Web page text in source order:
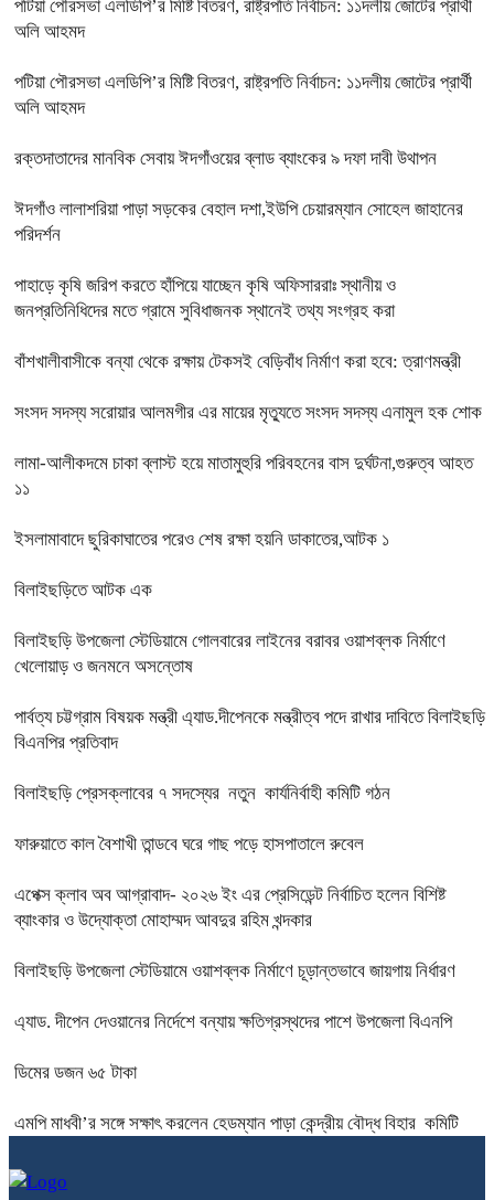
পটিয়া পৌরসভা এলডিপি’র মিষ্টি বিতরণ, রাষ্ট্রপতি নির্বাচন: ১১দলীয় জোটের প্রার্থী
অলি আহমদ
পটিয়া পৌরসভা এলডিপি’র মিষ্টি বিতরণ, রাষ্ট্রপতি নির্বাচন: ১১দলীয় জোটের প্রার্থী
অলি আহমদ
রক্তদাতাদের মানবিক সেবায় ঈদগাঁওয়ের ব্লাড ব্যাংকের ৯ দফা দাবী উথাপন
ঈদগাঁও লালাশরিয়া পাড়া সড়কের বেহাল দশা,ইউপি চেয়ারম্যান সোহেল জাহানের
পরিদর্শন
পাহাড়ে কৃষি জরিপ করতে হাঁপিয়ে যাচ্ছেন কৃষি অফিসাররাঃ স্থানীয় ও
জনপ্রতিনিধিদের মতে গ্রামে সুবিধাজনক স্থানেই তথ্য সংগ্রহ করা
বাঁশখালীবাসীকে বন্যা থেকে রক্ষায় টেকসই বেড়িবাঁধ নির্মাণ করা হবে: ত্রাণমন্ত্রী
সংসদ সদস্য সরোয়ার আলমগীর এর মায়ের মৃত্যুতে সংসদ সদস্য এনামুল হক শোক
লামা-আলীকদমে চাকা ব্লাস্ট হয়ে মাতামুহুরি পরিবহনের বাস দুর্ঘটনা,গুরুত্ব আহত
১১
ইসলামাবাদে ছুরিকাঘাতের পরেও শেষ রক্ষা হয়নি ডাকাতের,আটক ১
বিলাইছড়িতে আটক এক
বিলাইছড়ি উপজেলা স্টেডিয়ামে গোলবারের লাইনের বরাবর ওয়াশব্লক নির্মাণে
খেলোয়াড় ও জনমনে অসন্তোষ
পার্বত্য চট্টগ্রাম বিষয়ক মন্ত্রী এ্যাড.দীপেনকে মন্ত্রীত্ব পদে রাখার দাবিতে বিলাইছড়ি
বিএনপির প্রতিবাদ
বিলাইছড়ি প্রেসক্লাবের ৭ সদস্যের নতুন কার্যনির্বাহী কমিটি গঠন
ফারুয়াতে কাল বৈশাখী তান্ডবে ঘরে গাছ পড়ে হাসপাতালে রুবেল
এপেক্স ক্লাব অব আগ্রাবাদ- ২০২৬ ইং এর প্রেসিডেন্ট নির্বাচিত হলেন বিশিষ্ট
ব্যাংকার ও উদ্যোক্তা মোহাম্মদ আবদুর রহিম খন্দকার
বিলাইছড়ি উপজেলা স্টেডিয়ামে ওয়াশব্লক নির্মাণে চূড়ান্তভাবে জায়গায় নির্ধারণ
এ্যাড. দীপেন দেওয়ানের নির্দেশে বন্যায় ক্ষতিগ্রস্থদের পাশে উপজেলা বিএনপি
ডিমের ডজন ৬৫ টাকা
এমপি মাধবী’র সঙ্গে সক্ষাৎ করলেন হেডম্যান পাড়া কেন্দ্রীয় বৌদ্ধ বিহার কমিটি